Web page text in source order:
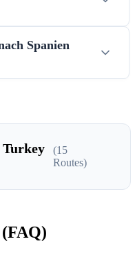
Spanien
(15
Routes)